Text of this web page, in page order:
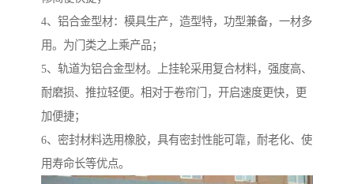
4、铝合金型材：模具生产，造型特，功型兼备，一材多
用。为门类之上乘产品；
5、轨道为铝合金型材。上挂轮采用复合材料，强度高、
耐磨损、推拉轻便。相对于卷帘门，开启速度更快，更
加便捷；
6、密封材料选用橡胶，具有密封性能可靠，耐老化、使
用寿命长等优点。